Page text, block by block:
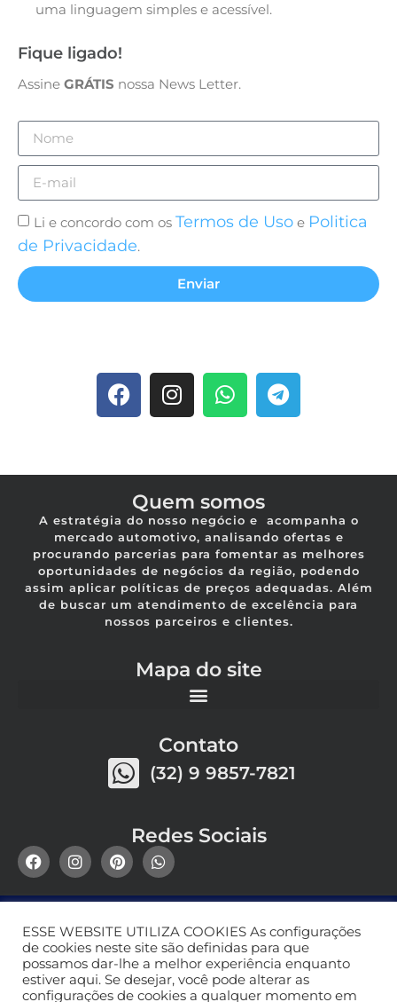
uma linguagem simples e acessível.
Fique ligado!
Assine GRÁTIS nossa News Letter.
Li e concordo com os Termos de Uso e Politica
de Privacidade.
Enviar
Quem somos
A estratégia do nosso negócio e acompanha o
mercado automotivo, analisando ofertas e
procurando parcerias para fomentar as melhores
oportunidades de negócios da região, podendo
assim aplicar políticas de preços adequadas. Além
de buscar um atendimento de excelência para
nossos parceiros e clientes.
Mapa do site
Contato
(32) 9 9857-7821
Redes Sociais
ESSE WEBSITE UTILIZA COOKIES As configurações
de cookies neste site são definidas para que
possamos dar-lhe a melhor experiência enquanto
estiver aqui. Se desejar, você pode alterar as
configurações de cookies a qualquer momento em